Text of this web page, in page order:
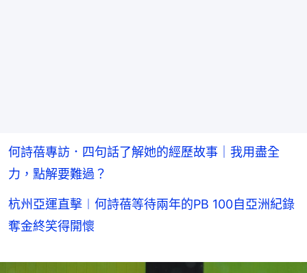
何詩蓓專訪．四句話了解她的經歷故事｜我用盡全
力，點解要難過？
杭州亞運直擊︱何詩蓓等待兩年的PB 100自亞洲紀錄
奪金終笑得開懷